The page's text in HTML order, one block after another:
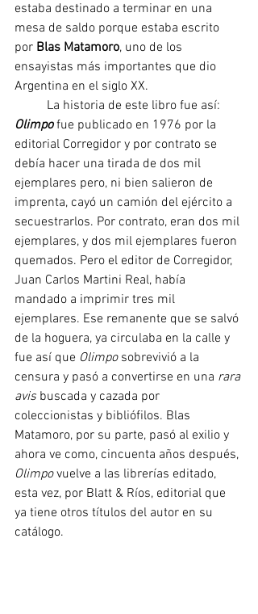
estaba destinado a terminar en una
mesa de saldo porque estaba escrito
por Blas Matamoro, uno de los
ensayistas más importantes que dio
Argentina en el siglo XX.
	La historia de este libro fue así:
Olimpo fue publicado en 1976 por la
editorial Corregidor y por contrato se
debía hacer una tirada de dos mil
ejemplares pero, ni bien salieron de
imprenta, cayó un camión del ejército a
secuestrarlos. Por contrato, eran dos mil
ejemplares, y dos mil ejemplares fueron
quemados. Pero el editor de Corregidor,
Juan Carlos Martini Real, había
mandado a imprimir tres mil
ejemplares. Ese remanente que se salvó
de la hoguera, ya circulaba en la calle y
fue así que Olimpo sobrevivió a la
censura y pasó a convertirse en una rara
avis buscada y cazada por
coleccionistas y bibliófilos. Blas
Matamoro, por su parte, pasó al exilio y
ahora ve como, cincuenta años después,
Olimpo vuelve a las librerías editado,
esta vez, por Blatt & Ríos, editorial que
ya tiene otros títulos del autor en su
catálogo.